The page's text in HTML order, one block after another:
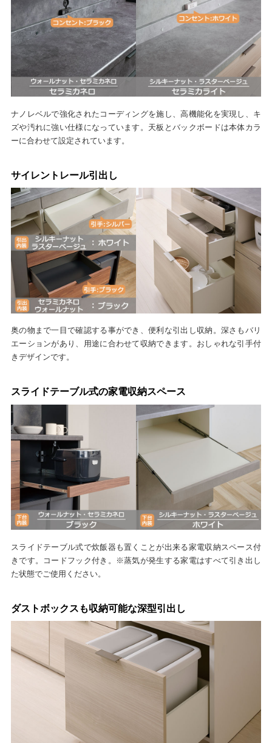
ナノレベルで強化されたコーディングを施し、高機能化を実現し、キ
ズや汚れに強い仕様になっています。天板とバックボードは本体カラ
ーに合わせて設定されています。
サイレントレール引出し
奥の物まで一目で確認する事ができ、便利な引出し収納。深さもバリ
エーションがあり、用途に合わせて収納できます。おしゃれな引手付
きデザインです。
スライドテーブル式の家電収納スペース
スライドテーブル式で炊飯器も置くことが出来る家電収納スペース付
きです。コードフック付き。※蒸気が発生する家電はすべて引き出し
た状態でご使用ください。
ダストボックスも収納可能な深型引出し